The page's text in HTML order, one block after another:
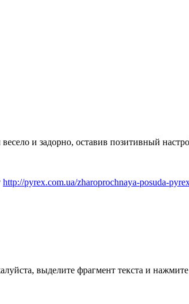
и задорно, оставив позитивный
http://pyrex.com.ua/zharoprochnaya-posuda-
выделите фрагмент текста и нажмите